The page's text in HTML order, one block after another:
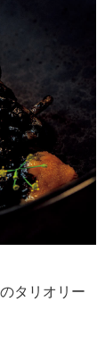
タリオリー